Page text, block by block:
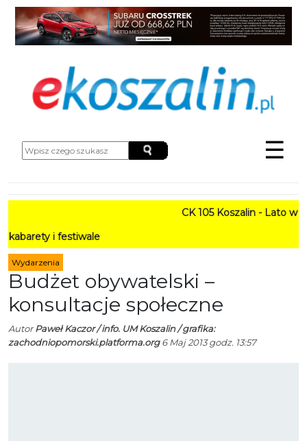
☰
CK 105 Koszalin - Lato w Mieście
i festiwale
Wydarzenia
Budżet obywatelski –
konsultacje społeczne
AutorPaweł Kaczor / info. UM Koszalin / grafika:
zachodniopomorski.platforma.org6 Maj 2013 godz. 13:57